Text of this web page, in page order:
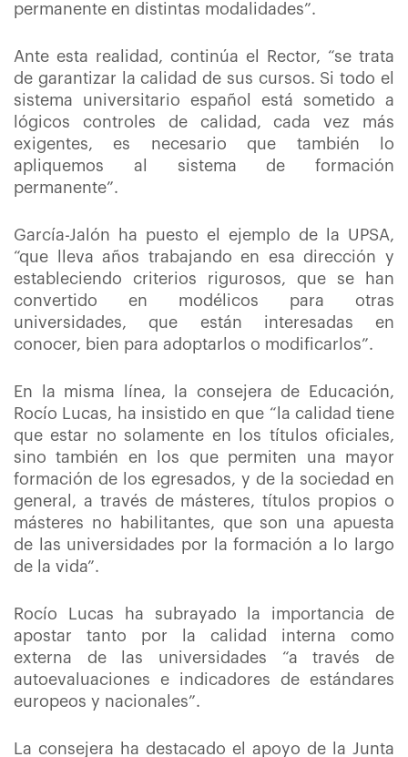
permanente en distintas modalidades”.
Ante esta realidad, continúa el Rector, “se trata
de garantizar la calidad de sus cursos. Si todo el
sistema universitario español está sometido a
lógicos controles de calidad, cada vez más
exigentes, es necesario que también lo
apliquemos al sistema de formación
permanente”.
García-Jalón ha puesto el ejemplo de la UPSA,
“que lleva años trabajando en esa dirección y
estableciendo criterios rigurosos, que se han
convertido en modélicos para otras
universidades, que están interesadas en
conocer, bien para adoptarlos o modificarlos”.
En la misma línea, la consejera de Educación,
Rocío Lucas, ha insistido en que “la calidad tiene
que estar no solamente en los títulos oficiales,
sino también en los que permiten una mayor
formación de los egresados, y de la sociedad en
general, a través de másteres, títulos propios o
másteres no habilitantes, que son una apuesta
de las universidades por la formación a lo largo
de la vida”.
Rocío Lucas ha subrayado la importancia de
apostar tanto por la calidad interna como
externa de las universidades “a través de
autoevaluaciones e indicadores de estándares
europeos y nacionales”.
La consejera ha destacado el apoyo de la Junta